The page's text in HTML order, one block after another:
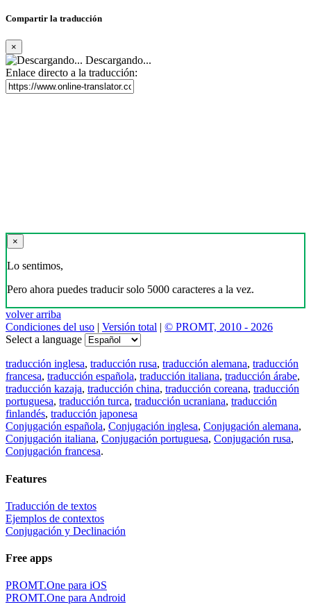
Compartir la traducción
×
Descargando...
Enlace directo a la traducción:
×
Lo sentimos,
Pero ahora puedes traducir solo 5000 caracteres a la vez.
volver arriba
Condiciones del uso | Versión total | © PROMT, 2010 - 2026
Select a language
traducción inglesa, traducción rusa, traducción alemana, traducción
francesa, traducción española, traducción italiana, traducción árabe,
traducción kazaja, traducción china, traducción coreana, traducción
portuguesa, traducción turca, traducción ucraniana, traducción
finlandés, traducción japonesa
Conjugación española, Conjugación inglesa, Conjugación alemana,
Conjugación italiana, Conjugación portuguesa, Conjugación rusa,
Conjugación francesa.
Features
Traducción de textos
Ejemplos de contextos
Conjugación y Declinación
Free apps
PROMT.One para iOS
PROMT.One para Android